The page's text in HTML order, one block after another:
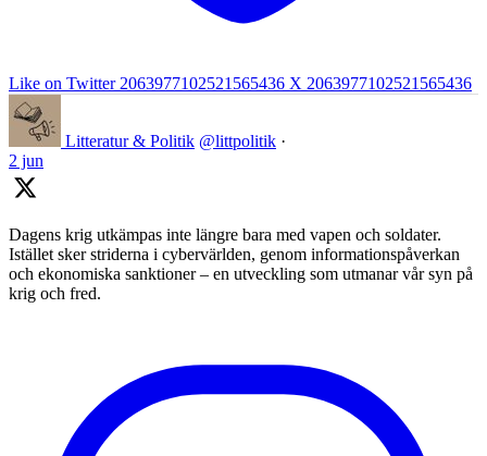
Like on Twitter 2063977102521565436 X 2063977102521565436
Litteratur & Politik @littpolitik ·
2 jun
Dagens krig utkämpas inte längre bara med vapen och soldater.
Istället sker striderna i cybervärlden, genom informationspåverkan
och ekonomiska sanktioner – en utveckling som utmanar vår syn på
krig och fred.